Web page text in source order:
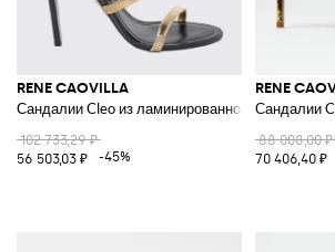
RENE CAOVILLA
Сандалии Cleo из ламинированной кожи и
102 733,29 ₽
56 503,03 ₽
-45%
RENE
Сандалии
88 008,00 ₽
70 406,40 ₽